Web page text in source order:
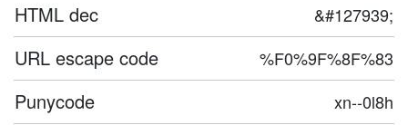
HTML dec &#127939;
URL escape code %F0%9F%8F%83
Punycode xn--0l8h